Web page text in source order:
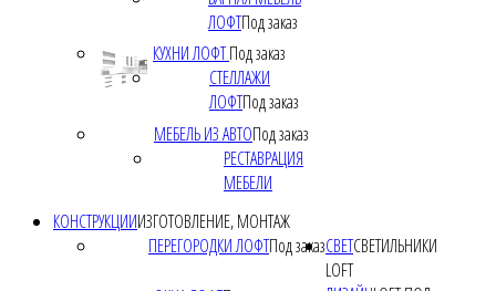
ЛОФТПод заказ
КУХНИ ЛОФТПод заказ
СТЕЛЛАЖИ
ЛОФТПод заказ
МЕБЕЛЬ ИЗ АВТОПод заказ
РЕСТАВРАЦИЯ
МЕБЕЛИ
КОНСТРУКЦИИИЗГОТОВЛЕНИЕ, МОНТАЖ
ПЕРЕГОРОДКИ ЛОФТПод заказСВЕТСВЕТИЛЬНИКИ
LOFT